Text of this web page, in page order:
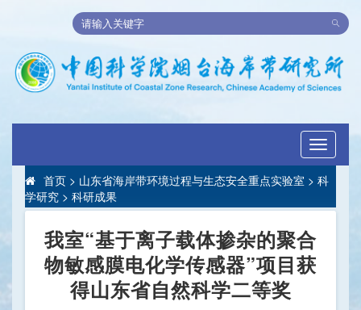
Toggle
首页 > 山东省海岸带环境过程与生态安全重点实验室 > 科
学研究 > 科研成果
我室“基于离子载体掺杂的聚合
物敏感膜电化学传感器”项目获
得山东省自然科学二等奖